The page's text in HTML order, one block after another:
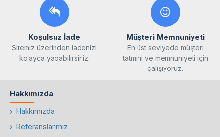
Koşulsuz İade
Sitemiz üzerinden iadenizi
kolayca yapabilirsiniz.
Müşteri Memnuniyeti
En üst seviyede müşteri
tatmini ve memnuniyeti için
çalışıyoruz.
Hakkımızda
Hakkımızda
Referanslarımız